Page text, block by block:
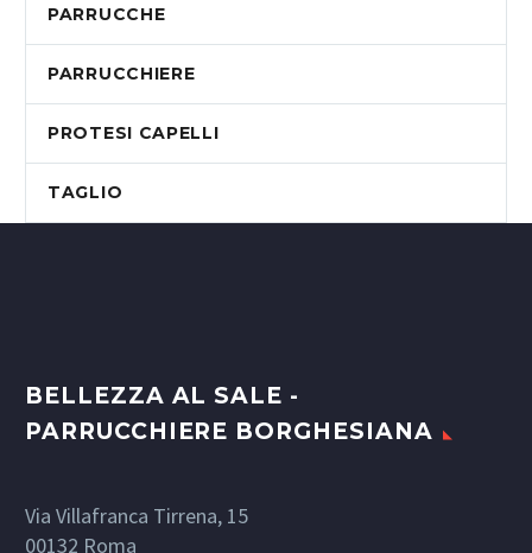
PARRUCCHE
PARRUCCHIERE
PROTESI CAPELLI
TAGLIO
BELLEZZA AL SALE -
PARRUCCHIERE BORGHESIANA
Via Villafranca Tirrena, 15
00132 Roma